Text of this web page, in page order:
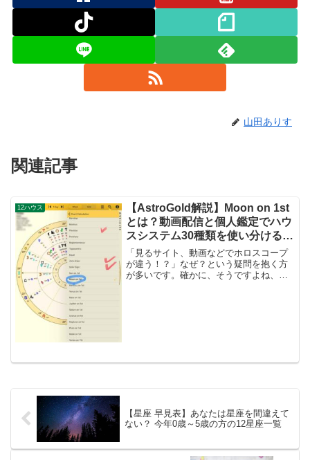
山田ありす
関連記事
12ハウス
【AstroGold解説】Moon on 1st
とは？動画配信と個人鑑定でハウ
スシステム30種類を使い分ける理
由
「見るサイト、動画などでホロスコープ
が違う！？」なぜ？という疑問を抱く方
が多いです。確かに、そうですよね、実
【星座 早見表】あなたは星座を間違えて
ない？ 今年0歳～5歳の方の12星座一覧